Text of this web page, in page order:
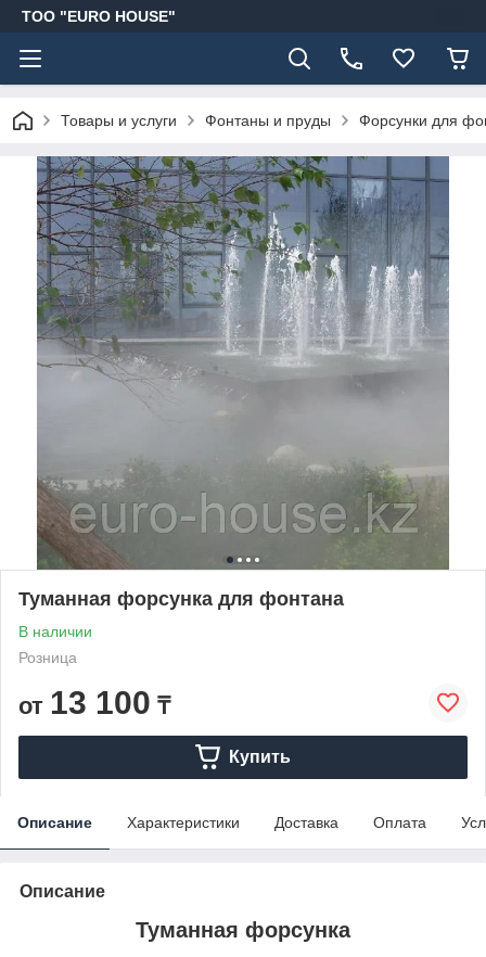
ТОО "EURO HOUSE"
Товары и услуги Фонтаны и пруды Форсунки для
Туманная форсунка для фонтана
В наличии
Розница
от 13 100 ₸
Купить
Описание Характеристики Доставка Оплата
Описание
Туманная форсунка